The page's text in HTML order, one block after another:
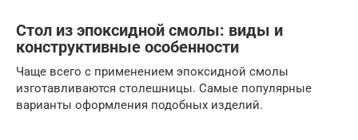
Стол из эпоксидной смолы: виды и
конструктивные особенности
Чаще всего с применением эпоксидной смолы
изготавливаются столешницы. Самые популярные
варианты оформления подобных изделий.